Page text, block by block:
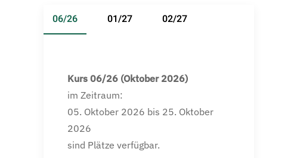
06/26 01/27 02/27
Kurs 06/26 (Oktober 2026)
im Zeitraum:
05. Oktober 2026 bis 25. Oktober
2026
sind Plätze verfügbar.